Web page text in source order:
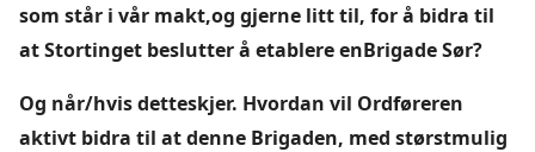
som står i vår makt,og gjerne litt til, for å bidra til
at Stortinget beslutter å etablere enBrigade Sør?
Og når/hvis detteskjer. Hvordan vil Ordføreren
aktivt bidra til at denne Brigaden, med størstmulig